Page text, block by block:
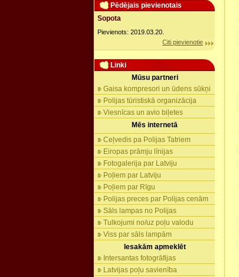
Pēdējais pievienotais
Sopota
Pievienots: 2019.03.20.
Citi pievienotie
Linki
Mūsu partneri
Gaisa kompresori un ūdens sūkņi
Polijas tūristiskā organizācija
Viesnīcas un avio biļetes
Mēs internetā
Ceļvedis pa Polijas Tatriem
Eiropas prāmju līnijas
Fotogalerija par Latviju
Poļiem par Latviju
Poļiem par Rīgu
Polijas preces par Polijas cenām
Sāls lampas no Polijas
Tulkojumi no/uz poļu valodu
Viss par sāls lampām
Iesakām apmeklēt
Intersantas fotogrāfijas
Latvijas poļu savienība